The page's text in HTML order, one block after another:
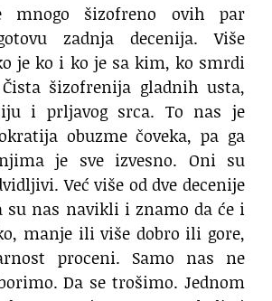
šizofreno ovih par
zadnja decenija. Više
je ko i ko je sa kim, ko smrdi
šizofrenija gladnih usta,
i prljavog srca. To nas je
obuzme čoveka, pa ga
je sve izvesno. Oni su
Već više od dve decenije
su nas navikli i znamo da će i
manje ili više dobro ili gore,
proceni. Samo nas ne
Da se trošimo. Jednom